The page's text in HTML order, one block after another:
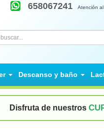
Atención
658067241
Descanso y baño
Disfruta de nuestros